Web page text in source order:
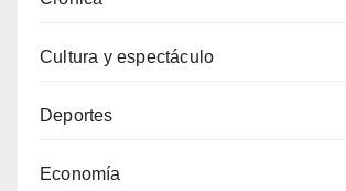
Cultura y espectáculo
Deportes
Economía